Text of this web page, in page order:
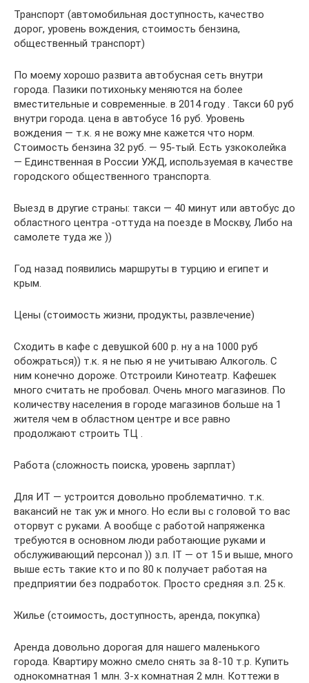
Транспорт (автомобильная доступность, качество
дорог, уровень вождения, стоимость бензина,
общественный транспорт)
По моему хорошо развита автобусная сеть внутри
города. Пазики потихоньку меняются на более
вместительные и современные. в 2014 году . Такси 60 руб
внутри города. цена в автобусе 16 руб. Уровень
вождения — т.к. я не вожу мне кажется что норм.
Стоимость бензина 32 руб. — 95-тый. Есть узкоколейка
— Единственная в России УЖД, используемая в качестве
городского общественного транспорта.
Выезд в другие страны: такси — 40 минут или автобус до
областного центра -оттуда на поезде в Москву, Либо на
самолете туда же ))
Год назад появились маршруты в турцию и египет и
крым.
Цены (стоимость жизни, продукты, развлечение)
Сходить в кафе с девушкой 600 р. ну а на 1000 руб
обожраться)) т.к. я не пью я не учитываю Алкоголь. С
ним конечно дороже. Отстроили Кинотеатр. Кафешек
много считать не пробовал. Очень много магазинов. По
количеству населения в городе магазинов больше на 1
жителя чем в областном центре и все равно
продолжают строить ТЦ .
Работа (сложность поиска, уровень зарплат)
Для ИТ — устроится довольно проблематично. т.к.
вакансий не так уж и много. Но если вы с головой то вас
оторвут с руками. А вообще с работой напряженка
требуются в основном люди работающие руками и
обслуживающий персонал )) з.п. IT — от 15 и выше, много
выше есть такие кто и по 80 к получает работая на
предприятии без подработок. Просто средняя з.п. 25 к.
Жилье (стоимость, доступность, аренда, покупка)
Аренда довольно дорогая для нашего маленького
города. Квартиру можно смело снять за 8-10 т.р. Купить
однокомнатная 1 млн. 3-х комнатная 2 млн. Коттежи в